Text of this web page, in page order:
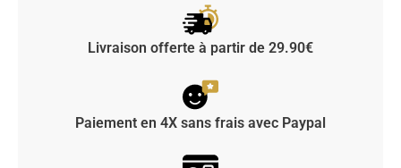
Livraison offerte à partir de 29.90€
Paiement en 4X sans frais avec Paypal